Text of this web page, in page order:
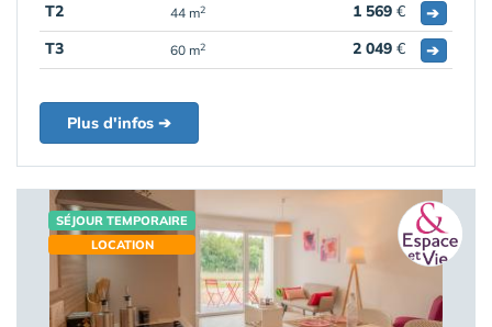
T2
44 m2 1 569 €
➔
T3
60 m2 2 049 € ➔
Plus d'infos ➔
SÉJOUR TEMPORAIRE
LOCATION